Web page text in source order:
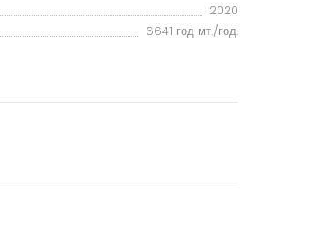
2020
6641 год мт./год.